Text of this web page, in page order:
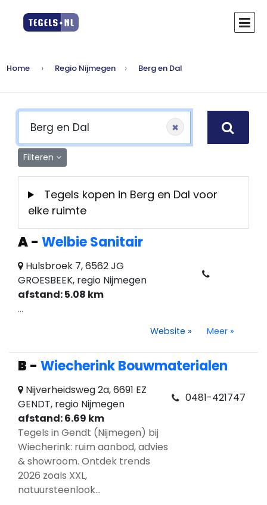
Home Regio Nijmegen Berg en Dal
×
Filteren
Tegels kopen in Berg en Dal voor
elke ruimte
A- Welbie Sanitair
Hulsbroek 7, 6562 JG
GROESBEEK, regio Nijmegen
afstand: 5.08 km
...
Website » Meer »
B - Wiecherink Bouwmaterialen
Nijverheidsweg 2a, 6691 EZ
GENDT, regio Nijmegen
afstand: 6.69 km
Tegels in Gendt (Nijmegen) bij
Wiecherink: ruim aanbod, advies
& showroom. Ontdek trends
2026 zoals XXL,
natuursteenlook...
0481-421747